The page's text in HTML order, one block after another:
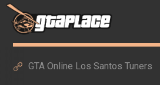
GTA Online Los Santos Tuners